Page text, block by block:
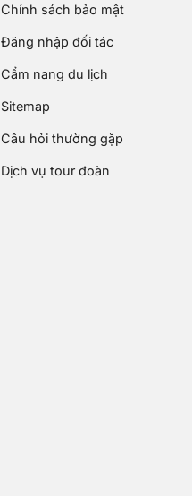
Chính sách bảo mật
Đăng nhập đối tác
Cẩm nang du lịch
Sitemap
Câu hỏi thường gặp
Dịch vụ tour đoàn